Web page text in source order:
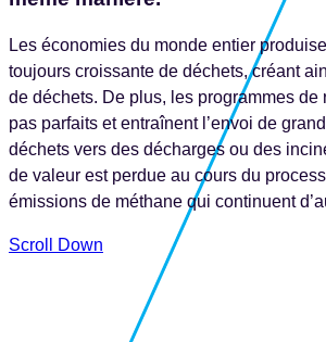
Les économies du monde entier
toujours croissante de déchets, créant
de déchets. De plus, les programmes de
pas parfaits et entraînent l’envoi de
déchets vers des décharges ou des
de valeur est perdue au cours du
émissions de méthane qui continuent
Scroll Down